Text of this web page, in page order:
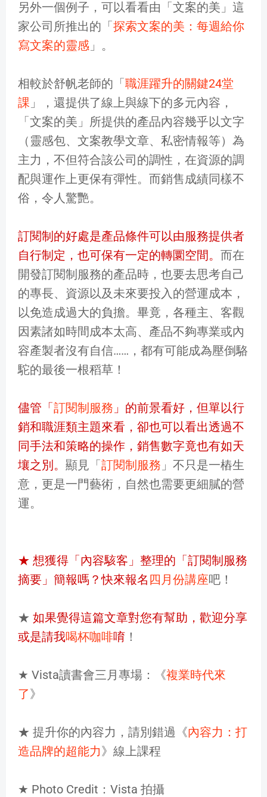
另外一個例子，可以看看由「文案的美」這
家公司所推出的「探索文案的美：每週給你
寫文案的靈感 」。
相較於舒帆老師的「職涯躍升的關鍵24堂
課 」，還提供了線上與線下的多元內容，
「文案的美」所提供的產品內容幾乎以文字
（靈感包、文案教學文章、私密情報等）為
主力，不但符合該公司的調性，在資源的調
配與運作上更保有彈性。而銷售成績同樣不
俗，令人驚艷。
訂閱制的好處是產品條件可以由服務提供者
自行制定，也可保有一定的轉圜空間。 而在
開發訂閱制服務的產品時，也要去思考自己
的專長、資源以及未來要投入的營運成本，
以免造成過大的負擔。畢竟，各種主、客觀
因素諸如時間成本太高、產品不夠專業或內
容產製者沒有自信……，都有可能成為壓倒駱
駝的最後一根稻草！
儘管「訂閱制服務 」的前景看好，但單以行
銷和職涯類主題來看，卻也可以看出透過不
同手法和策略的操作，銷售數字竟也有如天
壤之別。 顯見「訂閱制服務 」不只是一樁生
意，更是一門藝術，自然也需要更細膩的營
運。
★ 想獲得「內容駭客」整理的「訂閱制服務
摘要 」簡報嗎？快來報名 四月份講座吧！
★ 如果覺得這篇文章對您有幫助，歡迎分享
或是請我喝杯咖啡唷 ！
★ Vista讀書會三月專場：《複業時代來
了》
★ 提升你的內容力，請別錯過《內容力：打
造品牌的超能力》線上課程
★ Photo Credit：Vista 拍攝